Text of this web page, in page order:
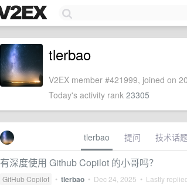
tlerbao
V2EX member #421999, joined on
Today's activity rank 23305
tlerbao 提问 技术话
有深度使用 Github Copilot 的小哥吗？
GitHub Copilot • tlerbao • Dec 24, 2025 • Lastly